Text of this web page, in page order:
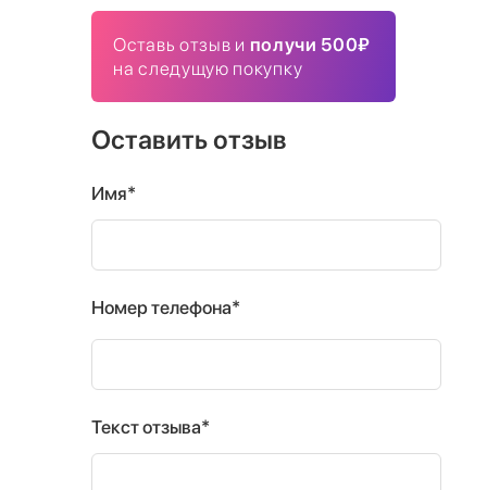
Оставь отзыв и получи 500₽
на следущую покупку
Оставить отзыв
Имя*
Номер телефона*
Текст отзыва*